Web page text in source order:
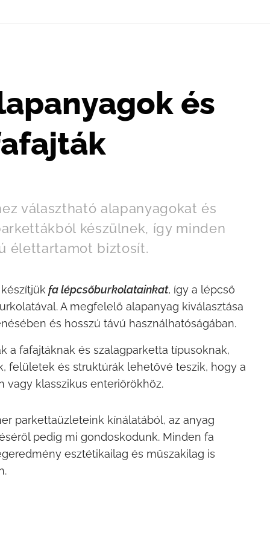
és
választható alapanyagokat és
készülnek, így minden
élettartamot biztosít.
fa lépcsőburkolatainkat, így a lépcső
A megfelelő alapanyag kiválasztása
és hosszú távú használhatóságában.
a fafajtáknak és szalagparketta típusoknak,
felületek és struktúrák lehetővé teszik, hogy a
klasszikus enteriőrökhöz.
parkettaüzleteink kínálatából, az anyag
pedig mi gondoskodunk. Minden fa
esztétikailag és műszakilag is